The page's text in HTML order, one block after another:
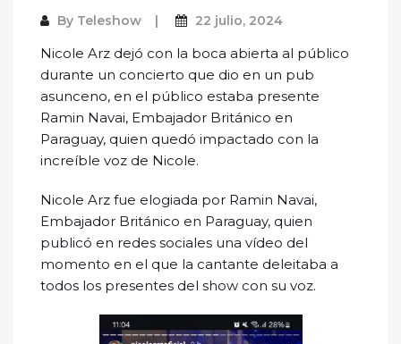
By Teleshow 22 julio, 2024
Nicole Arz dejó con la boca abierta al público
durante un concierto que dio en un pub
asunceno, en el público estaba presente
Ramin Navai, Embajador Británico en
Paraguay, quien quedó impactado con la
increíble voz de Nicole.
Nicole Arz fue elogiada por Ramin Navai,
Embajador Británico en Paraguay, quien
publicó en redes sociales una vídeo del
momento en el que la cantante deleitaba a
todos los presentes del show con su voz.